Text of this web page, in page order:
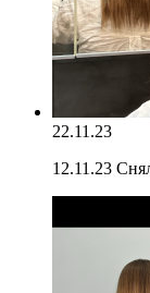
22.11.23
12.11.23